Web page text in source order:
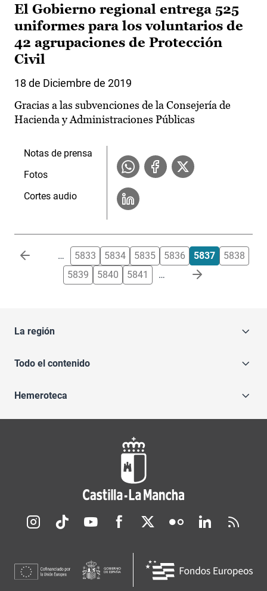
El Gobierno regional entrega 525
uniformes para los voluntarios de
42 agrupaciones de Protección
Civil
18 de Diciembre de 2019
Gracias a las subvenciones de la Consejería de
Hacienda y Administraciones Públicas
Notas de prensa
Fotos
Cortes audio
Paginación … 5833 5834 5835 5836 5837
5838
5839
5840 5841 …
La región
Todo el contenido
Hemeroteca
Redes sociales JCCM